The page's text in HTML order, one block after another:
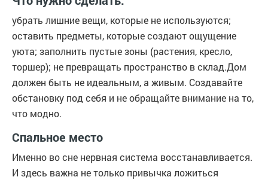
убрать лишние вещи, которые не используются;
оставить предметы, которые создают ощущение
уюта; заполнить пустые зоны (растения, кресло,
торшер); не превращать пространство в склад.Дом
должен быть не идеальным, а живым. Создавайте
обстановку под себя и не обращайте внимание на то,
что модно.
Спальное место
Именно во сне нервная система восстанавливается.
И здесь важна не только привычка ложиться